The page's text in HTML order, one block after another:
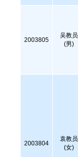
2003805
吴教员
(男)
2003804
袁教员
(女)